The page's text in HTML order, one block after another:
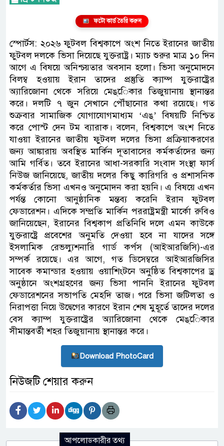
ফটো কার্ড তৈরি করুন
স্পোর্টস: ২০২৬ ফুটবল বিশ্বকাপে অংশ নিতে ইরানের জাতীয়
ফুটবল দলকে ভিসা দিয়েছে যুক্তরাষ্ট্র। ম্যাচ শুরুর মাত্র ১০ দিন
আগে এ বিষয়ে অনিশ্চয়তার অবসান হলো। ভিসা অনুমোদনে
বিলম্ব হওয়ায় ইরান তাদের প্রস্তুতি ক্যাম্প যুক্তরাষ্ট্রের
অ্যারিজোনা থেকে সরিয়ে মেঙ্েিকার তিজুয়ানায় স্থানান্তর
করে। দলটি ৭ জুন সেখানে পৌঁছানোর কথা রয়েছে। গত
শুক্রবার সামাজিক যোগাযোগমাধ্যম ‘এঙ্’ বিষয়টি নিশ্চিত
করে পোস্ট দেন টম ব্যারাক। বলেন, বিশ্বকাপে অংশ নিতে
যাওয়া ইরানের জাতীয় ফুটবল দলের ভিসা প্রক্রিয়াকরণের
জন্য আঙ্কারায় অবস্থিত মার্কিন দূতাবাসের কর্মকর্তাদের জন্য
আমি গর্বিত। তবে ইরানের আধা-সরকারি সংবাদ সংস্থা ফার্স
নিউজ জানিয়েছে, জাতীয় দলের কিছু কারিগরি ও প্রশাসনিক
কর্মকর্তার ভিসা এখনও অনুমোদন করা হয়নি। এ বিষয়ে এখন
পর্যন্ত কোনো আনুষ্ঠানিক মন্তব্য করেনি ইরান ফুটবল
ফেডারেশন। এদিকে সম্প্রতি মার্কিন পররাষ্ট্রমন্ত্রী মার্কো রুবিও
জানিয়েছেন, ইরানের বিশ্বকাপ প্রতিনিধি দলে এমন কাউকে
যুক্তরাষ্ট্রে প্রবেশের অনুমতি দেওয়া হবে না যাদের সঙ্গে
ইসলামিক রেভল্যুশনারি গার্ড কর্পস (আইআরজিসি)-এর
সম্পর্ক রয়েছে। এর আগে, গত ডিসেম্বরে আইআরজিসির
সাবেক কমান্ডার হওয়ায় ওয়াশিংটনে অনুষ্ঠিত বিশ্বকাপের ড্র
অনুষ্ঠানে অংশগ্রহণের জন্য ভিসা পাননি ইরানের ফুটবল
ফেডারেশনের সভাপতি মেহদি তাজ। পরে ভিসা জটিলতা ও
নিরাপত্তা নিয়ে উদ্বেগের কারণে ইরান শেষ মুহূর্তে তাদের দলের
বেস ক্যাম্প যুক্তরাষ্ট্রের অ্যারিজোনা থেকে মেঙ্েিকার
সীমান্তবর্তী শহর তিজুয়ানায় স্থানান্তর করে।
Download PhotoCard
নিউজটি শেয়ার করুন
আপলোডকারীর তথ্য